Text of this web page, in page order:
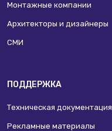
Монтажные компании
Архитекторы и дизайнеры
СМИ
ПОДДЕРЖКА
Техническая документация
Рекламные материалы